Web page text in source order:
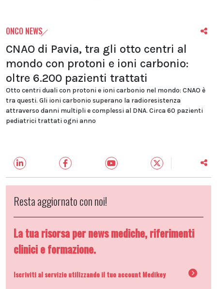
ONCO NEWS
CNAO di Pavia, tra gli otto centri al
mondo con protoni e ioni carbonio:
oltre 6.200 pazienti trattati
Otto centri duali con protoni e ioni carbonio nel mondo: CNAO è
tra questi. Gli ioni carbonio superano la radioresistenza
attraverso danni multipli e complessi al DNA. Circa 60 pazienti
pediatrici trattati ogni anno
Resta aggiornato con noi!
La tua risorsa per news mediche, riferimenti
clinici e formazione.
Iscriviti al servizio utilizzando il tuo account Medikey